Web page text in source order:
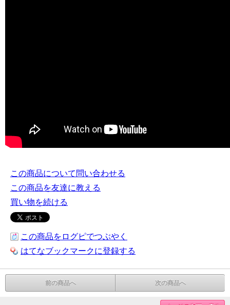
この商品について問い合わせる
この商品を友達に教える
買い物を続ける
この商品をログピでつぶやく
はてなブックマークに登録する
前の商品へ 次の商品へ